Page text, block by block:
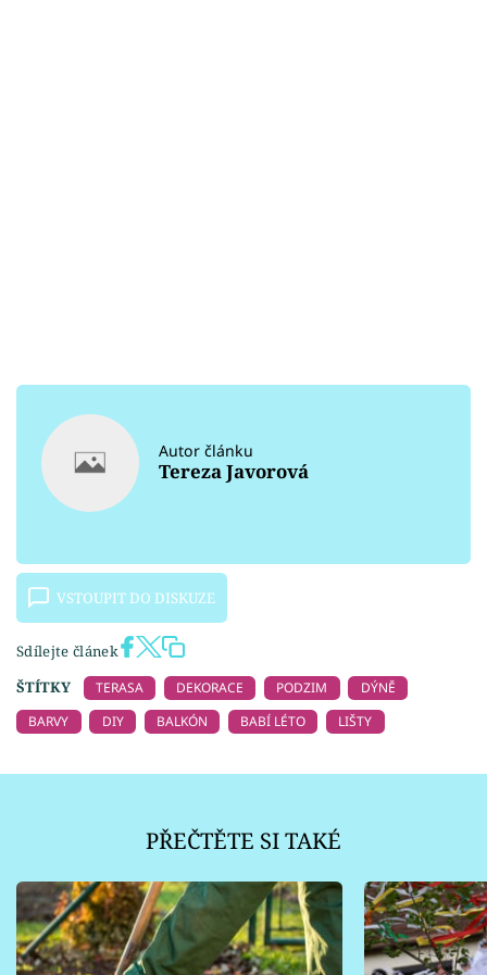
Autor článku
Tereza Javorová
VSTOUPIT DO DISKUZE
Sdílejte článek
ŠTÍTKY
TERASA DEKORACE PODZIM
DÝNĚ
BARVY
DIY BALKÓN BABÍ LÉTO LIŠTY
PŘEČTĚTE SI TAKÉ